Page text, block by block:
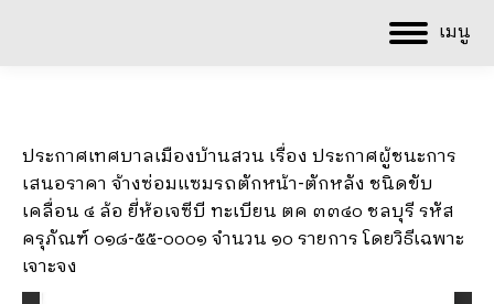
เมนู
ประกาศเทศบาลเมืองบ้านสวน เรื่อง ประกาศผู้ชนะการ
เสนอราคา จ้างซ่อมแซมรถตักหน้า-ตักหลัง ชนิดขับ
เคลื่อน ๔ ล้อ ยี่ห้อเจซีบี ทะเบียน ตค ๓๓๔๐ ชลบุรี รหัส
ครุภัณฑ์ ๐๑๘-๕๕-๐๐๐๑ จำนวน ๑๐ รายการ โดยวิธีเฉพาะ
เจาะจง